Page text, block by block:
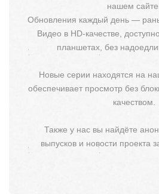
нашем
Обновления каждый день —
Видео в HD-качестве,
планшетах, без
Новые серии находятся на
обеспечивает просмотр без
качеством.
Также у нас вы найдёте
выпусков и новости проекта